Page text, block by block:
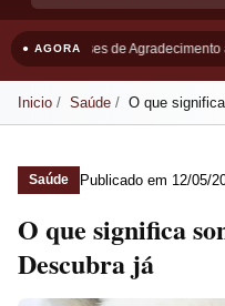
● AGORAFrases de Agradecimento
Inicio Saúde O que
Saúde Publicado em 12/05/
O que significa
Descubra já